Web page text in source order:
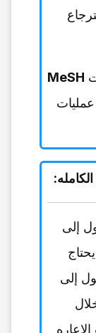
MeSH
:
إلى
إلى